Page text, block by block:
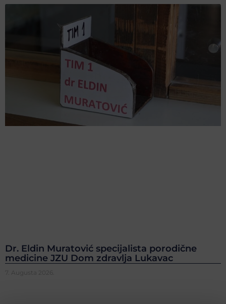
Dr. Eldin Muratović specijalista porodične
medicine JZU Dom zdravlja Lukavac
7. Augusta 2026.